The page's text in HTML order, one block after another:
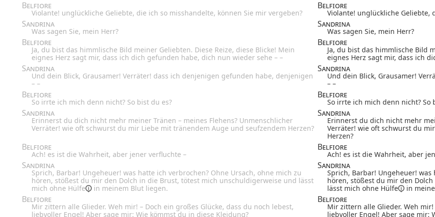
Belfiore Belfiore
Violante! unglückliche Geliebte, die ich so misshandelte, können Sie mir vergeben? Violante! unglückliche Geliebte,
Sandrina Sandrina
Was sagen Sie, mein Herr? Was sagen Sie, mein Herr?
Belfiore Belfiore
Ja, du bist das himmlische Bild meiner Geliebten. Diese Reize, diese Blicke! Mein
eignes Herz sagt mir, dass ich dich gefunden habe, dich nun wieder sehe – –
Ja, du bist das himmlische Bild
eignes Herz sagt mir, dass ich
Sandrina Sandrina
Und dein Blick, Grausamer! Verräter! dass ich denjenigen gefunden habe, denjenigen
– –
Und dein Blick, Grausamer!
– –
Belfiore Belfiore
So irrte ich mich denn nicht? So bist du es? So irrte ich mich denn nicht? So
Sandrina Sandrina
Erinnerst du dich nicht mehr meiner Tränen – meines Flehens? Unmenschlicher
Verräter! wie oft schwurst du mir Liebe mit tränendem Auge und seufzendem Herzen?
Erinnerst du dich nicht mehr
Verräter! wie oft schwurst du
Herzen?
Belfiore Belfiore
Ach! es ist die Wahrheit, aber jener verfluchte – Ach! es ist die Wahrheit, aber
Sandrina Sandrina
Sprich, Barbar! Ungeheuer! was hatte ich verbrochen? Ohne Ursach, ohne mich zu
hören, stößest du mir den Dolch in die Brust, tötest mich unschuldigerweise und lässt
mich ohne Hülfe in meinem Blut liegen.
Sprich, Barbar! Ungeheuer!
hören, stößest du mir den
lässt mich ohne Hülfe in
Belfiore Belfiore
Mir zittern alle Glieder. Weh mir! – Doch ein großes Glücke, dass du noch lebest,
liebvoller Engel! Aber sage mir: Wie kömmst du in diese Kleidung?
Mir zittern alle Glieder. Weh
liebvoller Engel! Aber sage mir: